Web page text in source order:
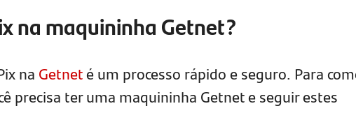
na maquininha Getnet?
na Getneté um processo rápido e seguro. Para
precisa ter uma maquininha Getnet e seguir estes